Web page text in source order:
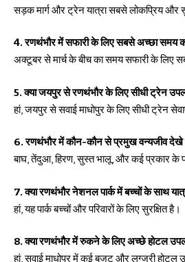
सड़क मार्ग और ट्रेन यात्रा सबसे लोकप्रिय और
4. रणथंभौर में सफारी के लिए सबसे अच्छा समय
अक्टूबर से मार्च के बीच का समय सफारी के लिए
5. क्या जयपुर से रणथंभौर के लिए सीधी ट्रेन
हां, जयपुर से सवाई माधोपुर के लिए सीधी ट्रेन
6. रणथंभौर में कौन-कौन से प्रमुख वन्यजीव
बाघ, तेंदुआ, हिरण, सुस्त भालू, और कई प्रकार के
7. क्या रणथंभौर नेशनल पार्क में बच्चों के साथ
हां, यह पार्क बच्चों और परिवारों के लिए सुरक्षित है।
8. क्या रणथंभौर में रुकने के लिए अच्छे होटल
हां, सवाई माधोपुर में कई बजट और लग्जरी होटल